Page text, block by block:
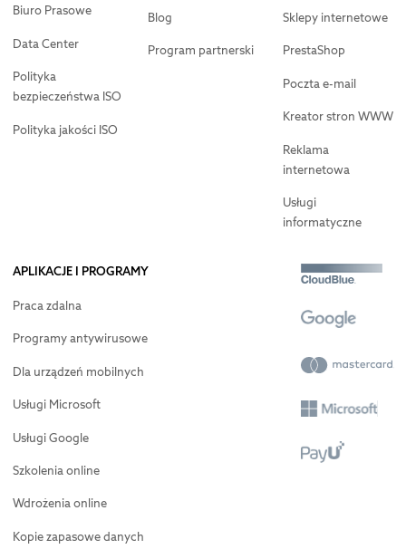
Biuro Prasowe
Data Center
Polityka
bezpieczeństwa ISO
Polityka jakości ISO
Blog
Program partnerski
Sklepy internetowe
PrestaShop
Poczta e-mail
Kreator stron WWW
Reklama
internetowa
Usługi
informatyczne
APLIKACJE I PROGRAMY
Praca zdalna
Programy antywirusowe
Dla urządzeń mobilnych
Usługi Microsoft
Usługi Google
Szkolenia online
Wdrożenia online
Kopie zapasowe danych